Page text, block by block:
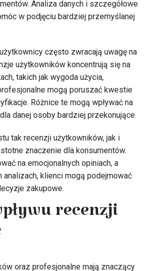
Analiza danych i szczegółowe
w podjęciu bardziej przemyślanej
często zwracają uwagę na
użytkowników koncentrują się na
takich jak wygoda użycia,
mogą poruszać kwestie
Różnice te mogą wpływać na
danej osoby bardziej przekonujące.
tak recenzji użytkowników, jak i
znaczenie dla konsumentów.
na emocjonalnych opiniach, a
analizach, klienci mogą podejmować
zakupowe.
recenzji
oraz profesjonalne mają znaczący